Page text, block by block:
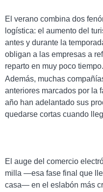
El verano combina dos
logística: el aumento del
antes y durante la
obligan a las empresas a
reparto en muy poco tiempo.
Además, muchas
anteriores marcados por la
año han adelantado sus
quedarse cortas cuando
El auge del comercio
milla —esa fase final que
casa— en el eslabón más